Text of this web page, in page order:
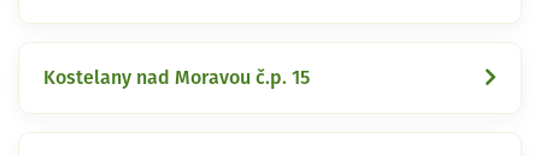
Kostelany nad Moravou č.p. 15